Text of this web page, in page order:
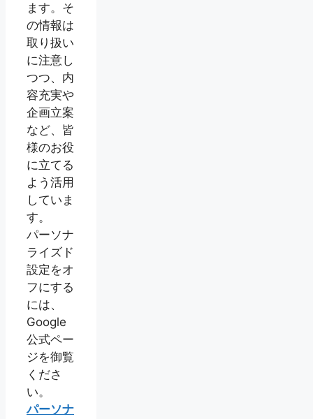
ます。そ
の情報は
取り扱い
に注意し
つつ、内
容充実や
企画立案
など、皆
様のお役
に立てる
よう活用
していま
す。
パーソナ
ライズド
設定をオ
フにする
には、
Google
公式ペー
ジを御覧
くださ
い。
パーソナ